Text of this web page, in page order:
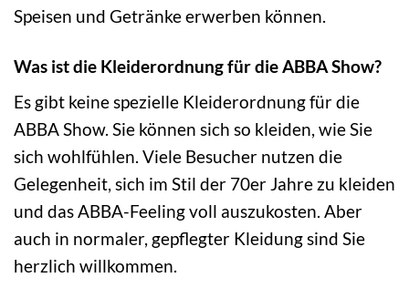
Speisen und Getränke erwerben können.
Was ist die Kleiderordnung für die ABBA Show?
Es gibt keine spezielle Kleiderordnung für die
ABBA Show. Sie können sich so kleiden, wie Sie
sich wohlfühlen. Viele Besucher nutzen die
Gelegenheit, sich im Stil der 70er Jahre zu kleiden
und das ABBA-Feeling voll auszukosten. Aber
auch in normaler, gepflegter Kleidung sind Sie
herzlich willkommen.